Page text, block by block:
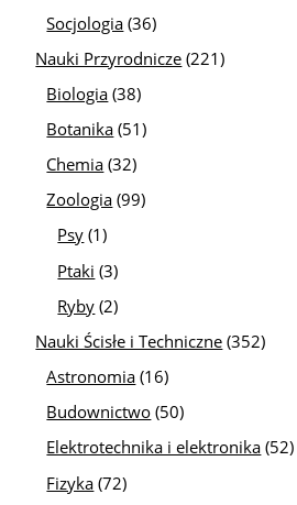
Socjologia (36)
Nauki Przyrodnicze (221)
Biologia (38)
Botanika (51)
Chemia (32)
Zoologia (99)
Psy (1)
Ptaki (3)
Ryby (2)
Nauki Ścisłe i Techniczne (352)
Astronomia (16)
Budownictwo (50)
Elektrotechnika i elektronika (52)
Fizyka (72)